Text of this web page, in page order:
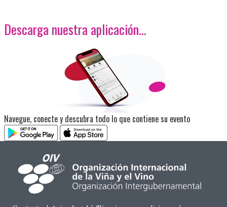
Descarga nuestra aplicación…
<p>Imagen</p>
Navegue, conecte y descubra todo lo que contiene su evento